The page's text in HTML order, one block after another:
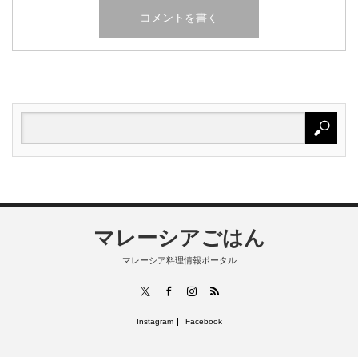
マレーシアごはん
マレーシア料理情報ポータル
FacebookInstagram
RSS
Instagram Facebook